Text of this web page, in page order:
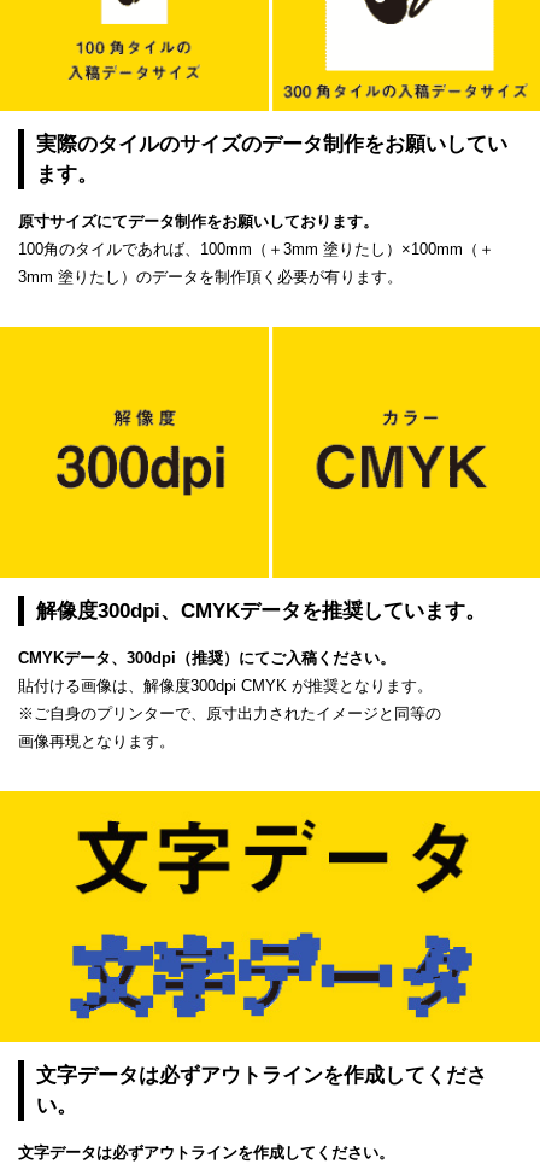
実際のタイルのサイズのデータ制作をお願いしてい
ます。
原寸サイズにてデータ制作をお願いしております。
100角のタイルであれば、100mm（＋3mm 塗りたし）×100mm（＋
3mm 塗りたし）のデータを制作頂く必要が有ります。
解像度300dpi、CMYKデータを推奨しています。
CMYKデータ、300dpi（推奨）にてご入稿ください。
貼付ける画像は、解像度300dpi CMYK が推奨となります。
※ご自身のプリンターで、原寸出力されたイメージと同等の
画像再現となります。
文字データは必ずアウトラインを作成してくださ
い。
文字データは必ずアウトラインを作成してください。